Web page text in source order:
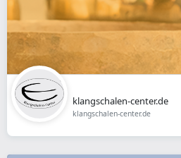
klangschalen-center.de
klangschalen-center.de